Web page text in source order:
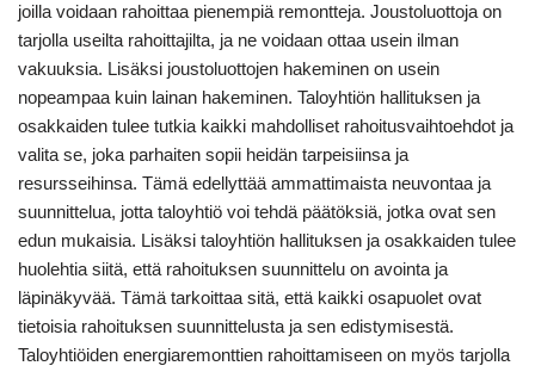
joilla voidaan rahoittaa pienempiä remontteja. Joustoluottoja on
tarjolla useilta rahoittajilta, ja ne voidaan ottaa usein ilman
vakuuksia. Lisäksi joustoluottojen hakeminen on usein
nopeampaa kuin lainan hakeminen. Taloyhtiön hallituksen ja
osakkaiden tulee tutkia kaikki mahdolliset rahoitusvaihtoehdot ja
valita se, joka parhaiten sopii heidän tarpeisiinsa ja
resursseihinsa. Tämä edellyttää ammattimaista neuvontaa ja
suunnittelua, jotta taloyhtiö voi tehdä päätöksiä, jotka ovat sen
edun mukaisia. Lisäksi taloyhtiön hallituksen ja osakkaiden tulee
huolehtia siitä, että rahoituksen suunnittelu on avointa ja
läpinäkyvää. Tämä tarkoittaa sitä, että kaikki osapuolet ovat
tietoisia rahoituksen suunnittelusta ja sen edistymisestä.
Taloyhtiöiden energiaremonttien rahoittamiseen on myös tarjolla